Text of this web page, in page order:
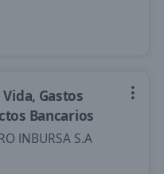
Gastos
Bancarios
INBURSA S.A